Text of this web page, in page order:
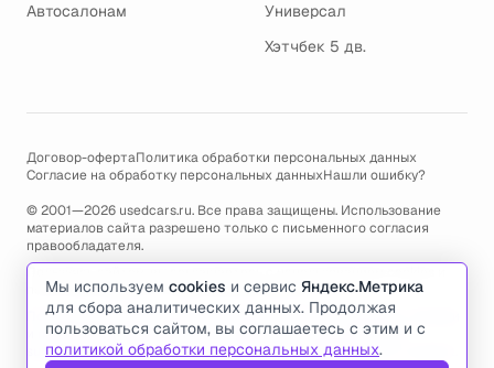
Автосалонам
Универсал
Хэтчбек 5 дв.
Договор-офертаПолитика обработки персональных данных
Согласие на обработку персональных данныхНашли ошибку?
© 2001—2026 usedcars.ru. Все права защищены. Использование
материалов сайта разрешено только с письменного согласия
правообладателя.
Пользуясь сайтом, вы соглашаетесь с использованием cookies и
политикой обработки персональных данных.
По всем вопросам связанным с работой сайта, ошибками, глюками
и проблемами обращайтесь по адресу электронной почты
support@usedcars.ruили пишите в телеграм@usedcarsru_support
Мы используем cookies и сервис Яндекс.Метрика
для сбора аналитических данных. Продолжая
пользоваться сайтом, вы соглашаетесь с этим и с
политикой обработки персональных данных.